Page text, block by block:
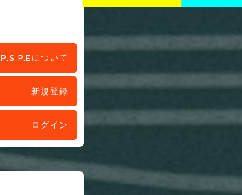
P.S.P.Eについて
新規登録
ログイン